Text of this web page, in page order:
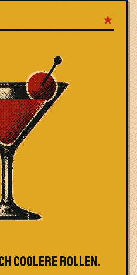
★
COOLERE ROLLEN.